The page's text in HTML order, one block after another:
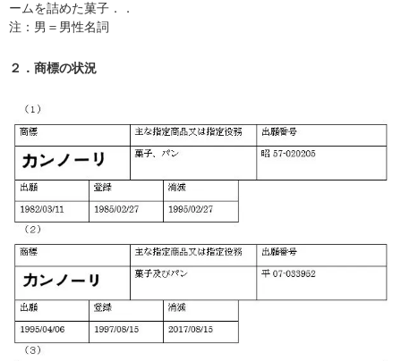
ームを詰めた菓子．．
注：男＝男性名詞
２．商標の状況